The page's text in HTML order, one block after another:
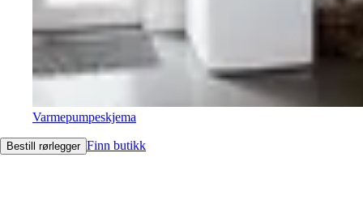
Varmepumpeskjema
Bestill rørlegger Finn butikk